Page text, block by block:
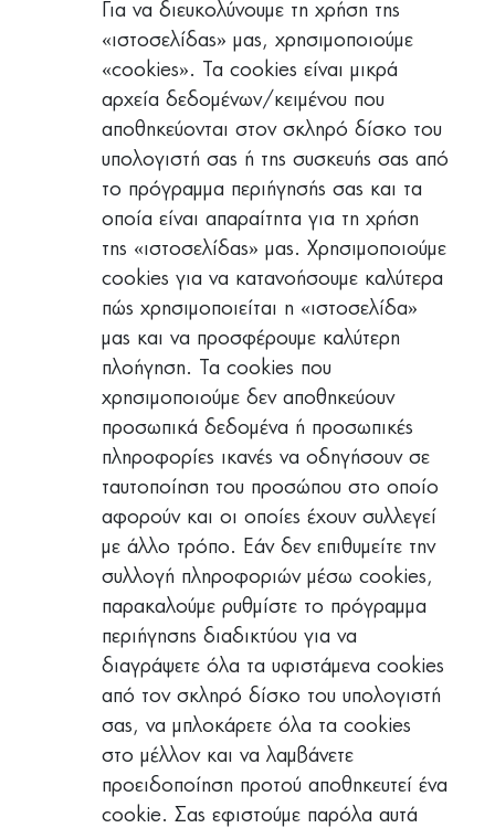
Για να διευκολύνουμε τη χρήση της
«ιστοσελίδας» μας, χρησιμοποιούμε
«cookies». Τα cookies είναι μικρά
αρχεία δεδομένων/κειμένου που
αποθηκεύονται στον σκληρό δίσκο του
υπολογιστή σας ή της συσκευής σας από
το πρόγραμμα περιήγησής σας και τα
οποία είναι απαραίτητα για τη χρήση
της «ιστοσελίδας» μας. Χρησιμοποιούμε
cookies για να κατανοήσουμε καλύτερα
πώς χρησιμοποιείται η «ιστοσελίδα»
μας και να προσφέρουμε καλύτερη
πλοήγηση. Τα cookies που
χρησιμοποιούμε δεν αποθηκεύουν
προσωπικά δεδομένα ή προσωπικές
πληροφορίες ικανές να οδηγήσουν σε
ταυτοποίηση του προσώπου στο οποίο
αφορούν και οι οποίες έχουν συλλεγεί
με άλλο τρόπο. Εάν δεν επιθυμείτε την
συλλογή πληροφοριών μέσω cookies,
παρακαλούμε ρυθμίστε το πρόγραμμα
περιήγησης διαδικτύου για να
διαγράψετε όλα τα υφιστάμενα cookies
από τον σκληρό δίσκο του υπολογιστή
σας, να μπλοκάρετε όλα τα cookies
στο μέλλον και να λαμβάνετε
προειδοποίηση προτού αποθηκευτεί ένα
cookie. Σας εφιστούμε παρόλα αυτά